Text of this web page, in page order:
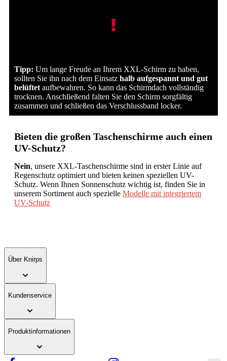
Tipp: Um lange Freude an Ihrem XXL-Schirm zu haben,
sollten Sie ihn nach dem Einsatz halb aufgespannt und gut
belüftet aufbewahren. So kann das Schirmdach vollständig
trocknen. Anschließend falten Sie den Schirm sorgfältig
zusammen und schließen das Verschlussband locker.
Bieten die großen Taschenschirme auch einen
UV-Schutz?
Nein, unsere XXL-Taschenschirme sind in erster Linie auf
Regenschutz optimiert und bieten keinen speziellen UV-
Schutz. Wenn Ihnen Sonnenschutz wichtig ist, finden Sie in
unserem Sortiment auch spezielle Modelle mit integriertem
UV-Schutz
Über Knirps
Kundenservice
Produktinformationen